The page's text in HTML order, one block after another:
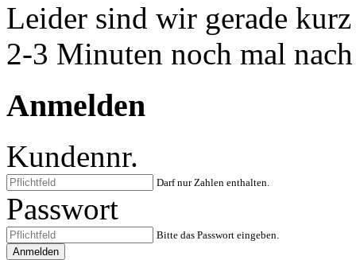
Leider sind wir gerade
2-3 Minuten noch mal
Anmelden
Kundennr.
Darf nur Zahlen enthalten.
Passwort
Bitte das Passwort eingeben.